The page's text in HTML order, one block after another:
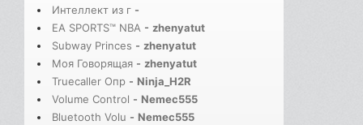
Интеллект из г -
EA SPORTS™ NBA - zhenyatut
Subway Princes - zhenyatut
Моя Говорящая - zhenyatut
Truecaller Опр - Ninja_H2R
Volume Control - Nemec555
Bluetooth Volu - Nemec555